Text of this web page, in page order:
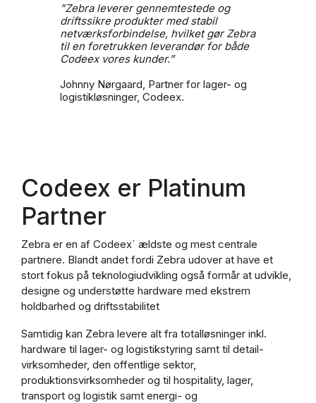
”Zebra leverer gennemtestede og
driftssikre produkter med stabil
netværksforbindelse, hvilket gør Zebra
til en foretrukken leverandør for både
Codeex vores kunder.”
Johnny Nørgaard, Partner for lager- og
logistikløsninger, Codeex.
Codeex er Platinum
Partner
Zebra er en af Codeex´ ældste og mest centrale
partnere. Blandt andet fordi Zebra udover at have et
stort fokus på teknologiudvikling også formår at udvikle,
designe og understøtte hardware med ekstrem
holdbarhed og driftsstabilitet
Samtidig kan Zebra levere alt fra totalløsninger inkl.
hardware til lager- og logistikstyring samt til detail-
virksomheder, den offentlige sektor,
produktionsvirksomheder og til hospitality, lager,
transport og logistik samt energi- og